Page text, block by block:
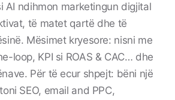
AI ndihmon marketingun digjital
të matet qartë dhe të
Mësimet kryesore: nisni me
loop, KPI si ROAS & CAC… dhe
Për të ecur shpejt: bëni një
SEO, email and PPC,